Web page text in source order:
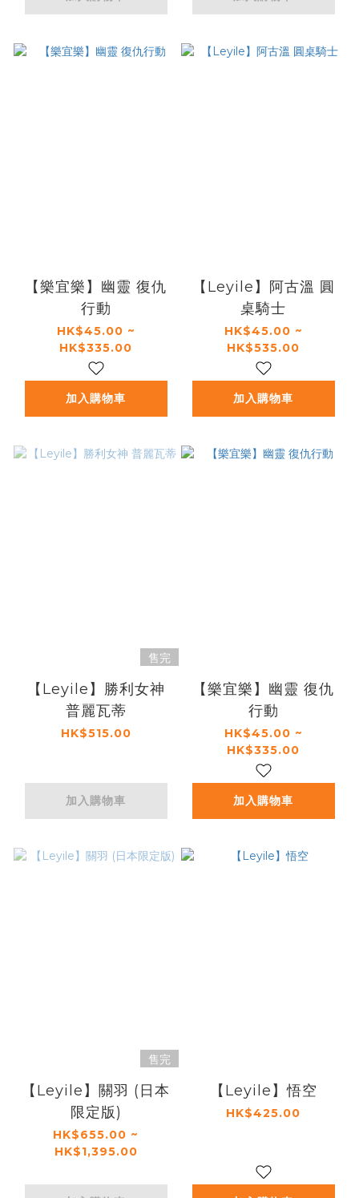
【樂宜樂】幽靈 復仇
行動
HK$45.00 ~
HK$335.00
加入購物車
【Leyile】阿古溫 圓
桌騎士
HK$45.00 ~
HK$535.00
加入購物車
售完
【Leyile】勝利女神
普麗瓦蒂
HK$515.00
加入購物車
【樂宜樂】幽靈 復仇
行動
HK$45.00 ~
HK$335.00
加入購物車
售完
【Leyile】關羽 (日本
限定版)
HK$655.00 ~
HK$1,395.00
【Leyile】悟空
HK$425.00